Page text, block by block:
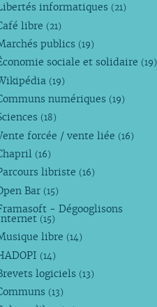
informatiques (21)
libre (21)
publics (19)
sociale et solidaire (19)
(19)
numériques (19)
(18)
forcée / vente liée (16)
(16)
libriste (16)
Bar (15)
- Dégooglisons
(15)
libre (14)
(14)
logiciels (13)
(13)